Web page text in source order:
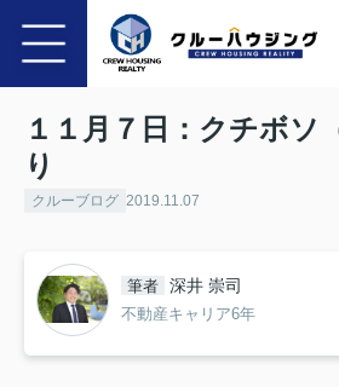
１１月７日：クチボソ
り
クルーブログ 2019.11.07
筆者 深井 崇司
不動産キャリア6年